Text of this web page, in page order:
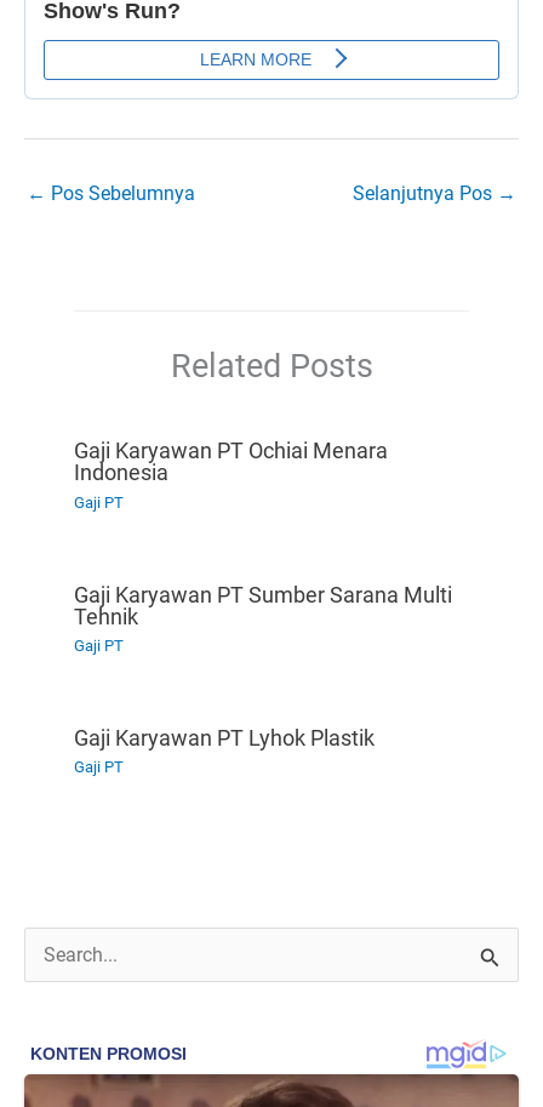
← Pos Sebelumnya Selanjutnya Pos →
Related Posts
Gaji Karyawan PT Ochiai Menara
Indonesia
Gaji PT
Gaji Karyawan PT Sumber Sarana Multi
Tehnik
Gaji PT
Gaji Karyawan PT Lyhok Plastik
Gaji PT
a
u